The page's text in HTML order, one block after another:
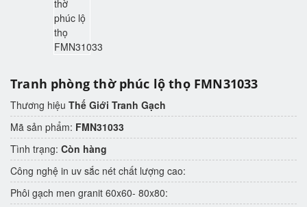
Tranh phòng thờ phúc lộ thọ FMN31033
Thương hiệu Thế Giới Tranh Gạch
Mã sản phẩm: FMN31033
Tình trạng: Còn hàng
Công nghệ in uv sắc nét chất lượng cao:
Phôi gạch men granit 60x60- 80x80: